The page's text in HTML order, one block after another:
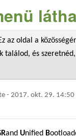
az oldal a
találod, és
- 2017. okt. 29. 14:50
and Unified B